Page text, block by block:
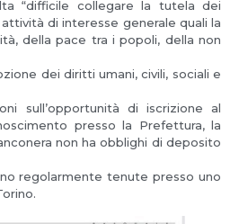
“difficile collegare la tutela dei
di interesse generale quali la
della pace tra i popoli, della non
dei diritti umani, civili, sociali e
sull’opportunità di iscrizione al
presso la Prefettura, la
non ha obblighi di deposito
regolarmente tenute presso uno